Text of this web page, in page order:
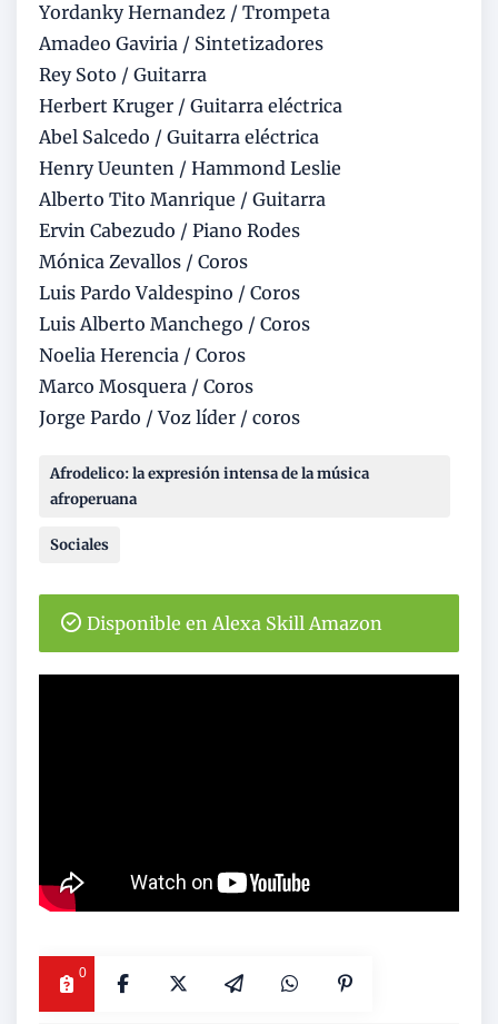
Yordanky Hernandez / Trompeta
Amadeo Gaviria / Sintetizadores
Rey Soto / Guitarra
Herbert Kruger / Guitarra eléctrica
Abel Salcedo / Guitarra eléctrica
Henry Ueunten / Hammond Leslie
Alberto Tito Manrique / Guitarra
Ervin Cabezudo / Piano Rodes
Mónica Zevallos / Coros
Luis Pardo Valdespino / Coros
Luis Alberto Manchego / Coros
Noelia Herencia / Coros
Marco Mosquera / Coros
Jorge Pardo / Voz líder / coros
Afrodelico: la expresión intensa de la música
afroperuana
Sociales
Disponible en Alexa Skill Amazon
0